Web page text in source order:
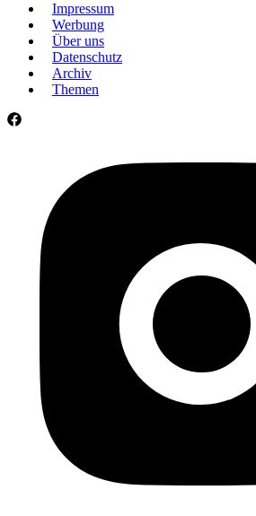
Impressum
Werbung
Über uns
Datenschutz
Archiv
Themen